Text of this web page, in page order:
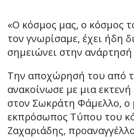
«Ο κόσμος μας, ο κόσμος
τον γνωρίσαμε, έχει ήδη
σημειώνει στην
Την αποχώρησή του από
ανακοίνωσε με μια
στον Σωκράτη Φάμελλο, ο
εκπρόσωπος Τύπου του
Ζαχαριάδης,